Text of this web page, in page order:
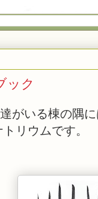
ック
がいる棟の隅
リウムです。